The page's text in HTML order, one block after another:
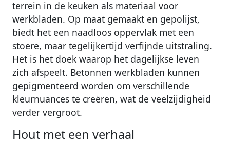
terrein in de keuken als materiaal voor
werkbladen. Op maat gemaakt en gepolijst,
biedt het een naadloos oppervlak met een
stoere, maar tegelijkertijd verfijnde uitstraling.
Het is het doek waarop het dagelijkse leven
zich afspeelt. Betonnen werkbladen kunnen
gepigmenteerd worden om verschillende
kleurnuances te creëren, wat de veelzijdigheid
verder vergroot.
Hout met een verhaal